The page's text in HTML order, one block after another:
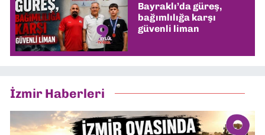
Bayraklı’da güreş,
bağımlılığa karşı
güvenli liman
İzmir Haberleri